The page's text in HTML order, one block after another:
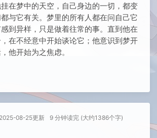
在梦中的天空，自己身边的一切，都变
与它有关。梦里的所有人都在问自己它
到异样，只是做着往常的事。直到他在
在不经意中开始谈论它；他意识到梦开
他开始为之焦虑。
2025-08-25更新 9 分钟读完 (大约1386个字)